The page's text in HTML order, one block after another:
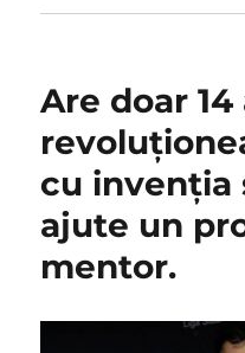
Are doar 14
cu invenția
ajute un
mentor.